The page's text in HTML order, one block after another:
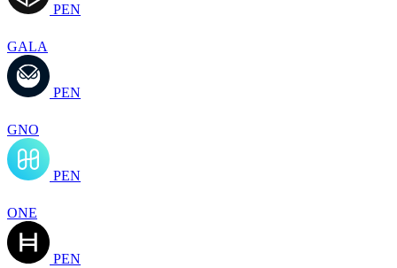
PEN
GALA
PEN
GNO
PEN
ONE
PEN